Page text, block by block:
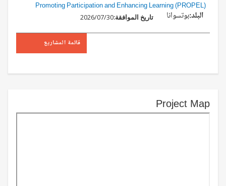
Promoting Participation and Enhancing Learning (PROPEL)
بوتسوانا 2026/07/30
قائمة المشاريع
Project Map